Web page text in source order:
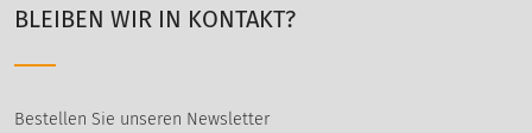
BLEIBEN WIR IN KONTAKT?
Bestellen Sie unseren Newsletter